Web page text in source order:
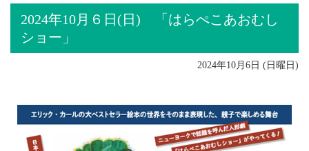
2024年10月６日(日) 「はらぺこあおむし
ショー」
2024年10月6日 (日曜日)